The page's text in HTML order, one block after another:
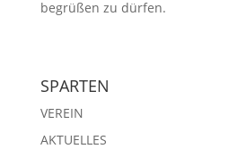
begrüßen zu dürfen.
SPARTEN
VEREIN
AKTUELLES